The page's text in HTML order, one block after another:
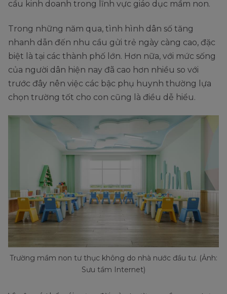
cầu kinh doanh trong lĩnh vực giáo dục mầm non.
Trong những năm qua, tình hình dân số tăng
nhanh dẫn đến nhu cầu gửi trẻ ngày càng cao, đặc
biệt là tại các thành phố lớn. Hơn nữa, với mức sống
của người dân hiện nay đã cao hơn nhiều so với
trước đây nên việc các bậc phụ huynh thường lựa
chọn trường tốt cho con cũng là điều dễ hiểu.
Trường mầm non tư thục không do nhà nước đầu tư. (Ảnh:
Sưu tầm Internet)